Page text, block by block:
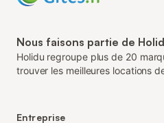
Nous faisons partie de
Holidu regroupe plus de 20
trouver les meilleures locations
Entreprise